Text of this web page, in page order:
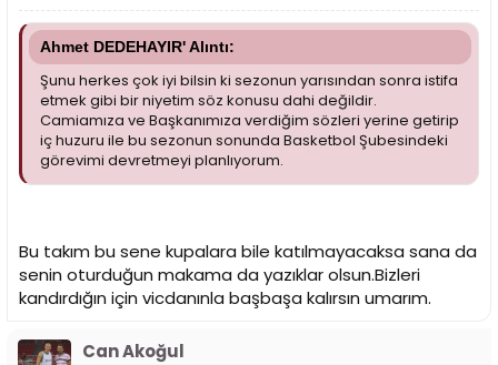
Ahmet DEDEHAYIR' Alıntı:
Şunu herkes çok iyi bilsin ki sezonun yarısından sonra istifa
etmek gibi bir niyetim söz konusu dahi değildir.
Camiamıza ve Başkanımıza verdiğim sözleri yerine getirip
iç huzuru ile bu sezonun sonunda Basketbol Şubesindeki
görevimi devretmeyi planlıyorum.
Bu takım bu sene kupalara bile katılmayacaksa sana da
senin oturduğun makama da yazıklar olsun.Bizleri
kandırdığın için vicdanınla başbaşa kalırsın umarım.
Can Akoğul